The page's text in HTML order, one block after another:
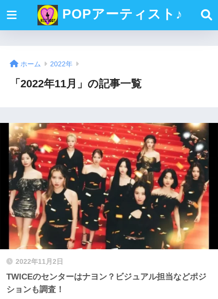
POPアーティスト♪
ホーム 2022年
「2022年11月」の記事一覧
2022年11月2日
TWICEのセンターはナヨン？ビジュアル担当などポジ
ションも調査！